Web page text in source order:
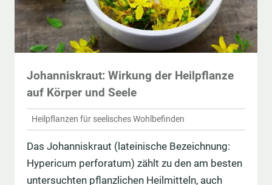
Johanniskraut: Wirkung der Heilpflanze
auf Körper und Seele
Heilpflanzen für seelisches Wohlbefinden
Das Johanniskraut (lateinische Bezeichnung:
Hypericum perforatum) zählt zu den am besten
untersuchten pflanzlichen Heilmitteln, auch